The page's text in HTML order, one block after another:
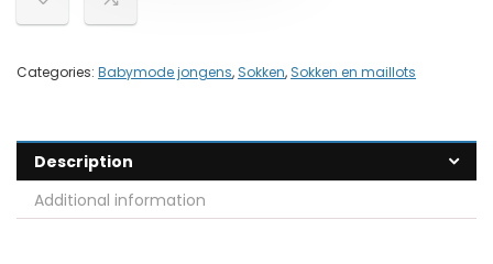
Categories: Babymode jongens, Sokken, Sokken en maillots
Description
Additional information